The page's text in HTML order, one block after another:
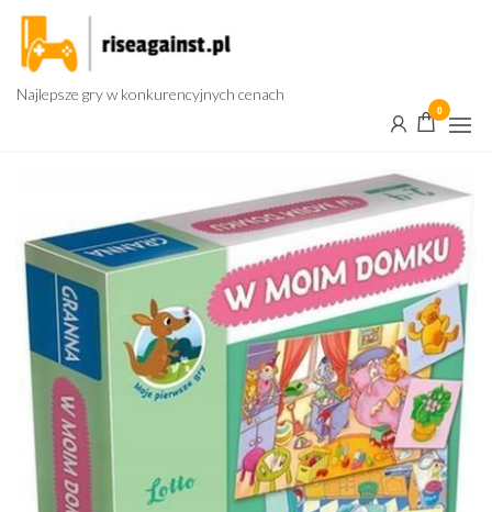
Przejdź
treści
Najlepsze gry w konkurencyjnych cenach
0